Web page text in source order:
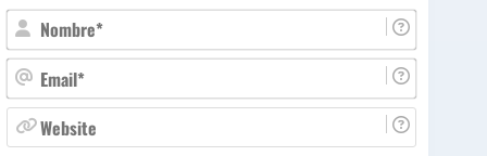
o
m
b
r
m
ie